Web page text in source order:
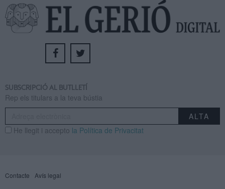
SUBSCRIPCIÓ AL BUTLLETÍ
Rep els titulars a la teva bústia
He llegit i accepto la Política de Privacitat
Contacte Avís legal